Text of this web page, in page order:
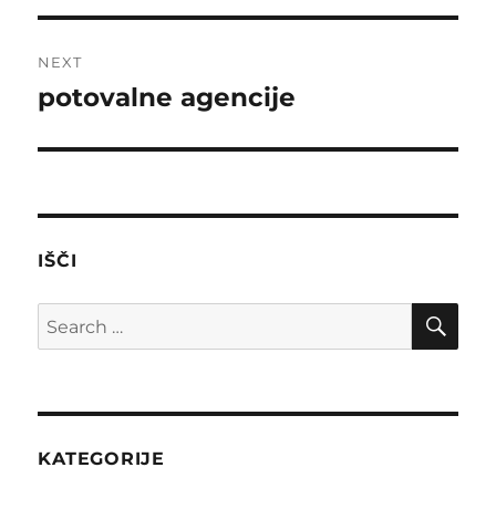
NEXT
Next
potovalne agencije
IŠČI
Search
for:
KATEGORIJE